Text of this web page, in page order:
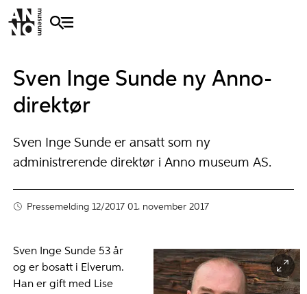
Sven Inge Sunde ny Anno-
direktør
Sven Inge Sunde er ansatt som ny
administrerende direktør i Anno museum AS.
Pressemelding 12/2017 01. november 2017
Sven Inge Sunde 53 år
og er bosatt i Elverum.
Han er gift med Lise